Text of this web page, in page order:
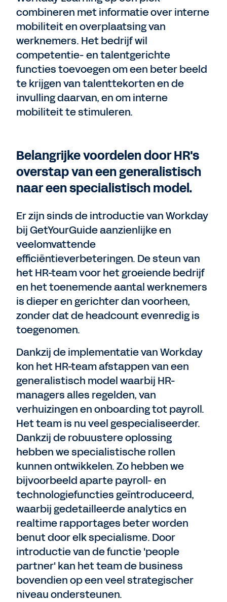
combineren met informatie over interne
mobiliteit en overplaatsing van
werknemers. Het bedrijf wil
competentie- en talentgerichte
functies toevoegen om een beter beeld
te krijgen van talenttekorten en de
invulling daarvan, en om interne
mobiliteit te stimuleren.
Belangrijke voordelen door HR's
overstap van een generalistisch
naar een specialistisch model.
Er zijn sinds de introductie van Workday
bij GetYourGuide aanzienlijke en
veelomvattende
efficiëntieverbeteringen. De steun van
het HR-team voor het groeiende bedrijf
en het toenemende aantal werknemers
is dieper en gerichter dan voorheen,
zonder dat de headcount evenredig is
toegenomen.
Dankzij de implementatie van Workday
kon het HR-team afstappen van een
generalistisch model waarbij HR-
managers alles regelden, van
verhuizingen en onboarding tot payroll.
Het team is nu veel gespecialiseerder.
Dankzij de robuustere oplossing
hebben we specialistische rollen
kunnen ontwikkelen. Zo hebben we
bijvoorbeeld aparte payroll- en
technologiefuncties geïntroduceerd,
waarbij gedetailleerde analytics en
realtime rapportages beter worden
benut door elk specialisme. Door
introductie van de functie 'people
partner' kan het team de business
bovendien op een veel strategischer
niveau ondersteunen.